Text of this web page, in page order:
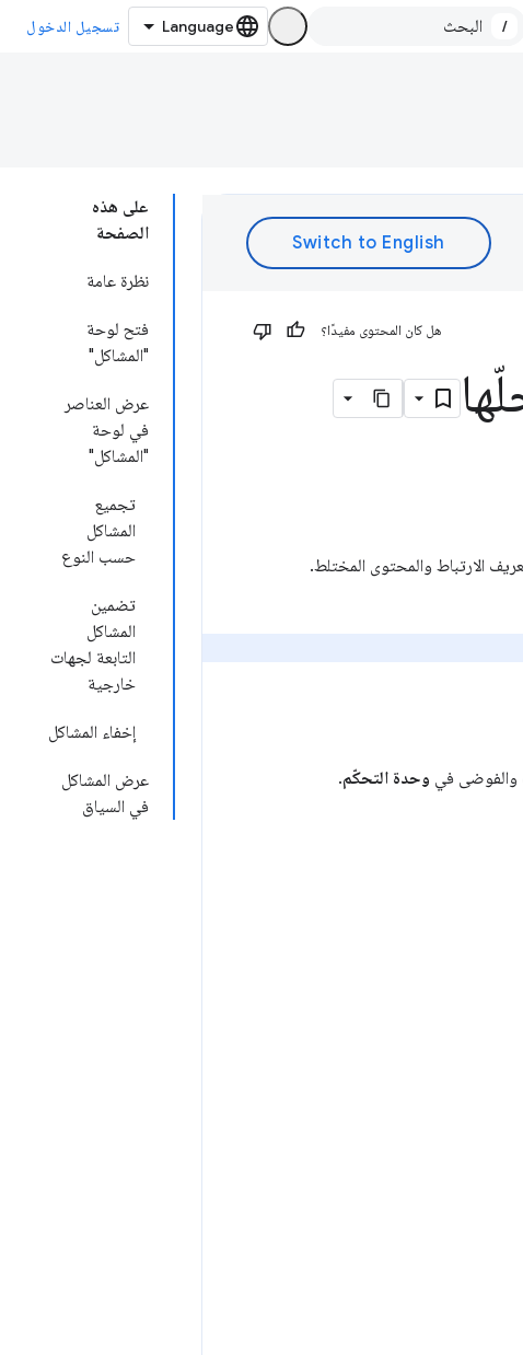
/ تسجيل الدخول
على هذه
الصفحة
نظرة عامة
فتح لوحة
"المشاكل"
عرض العناصر
في لوحة
"المشاكل"
تجميع
المشاكل
حسب النوع
تضمين
المشاكل
التابعة لجهات
خارجية
إخفاء المشاكل
عرض المشاكل
في السياق
هل كان المحتوى مفيدًا؟
الارتباط والمحتوى المختلط.
والفوضى في وحدة التحكّم.